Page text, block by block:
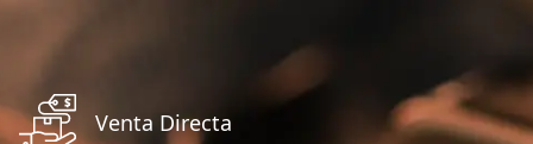
Venta Directa